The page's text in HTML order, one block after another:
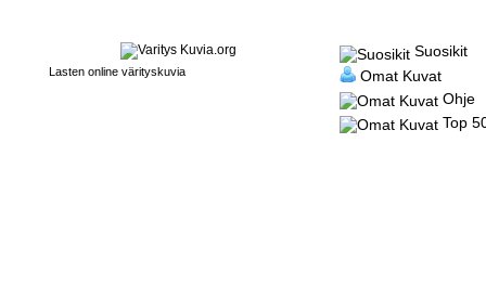
Lasten online värityskuvia
Suosikit
Omat Kuvat
Ohje
Top